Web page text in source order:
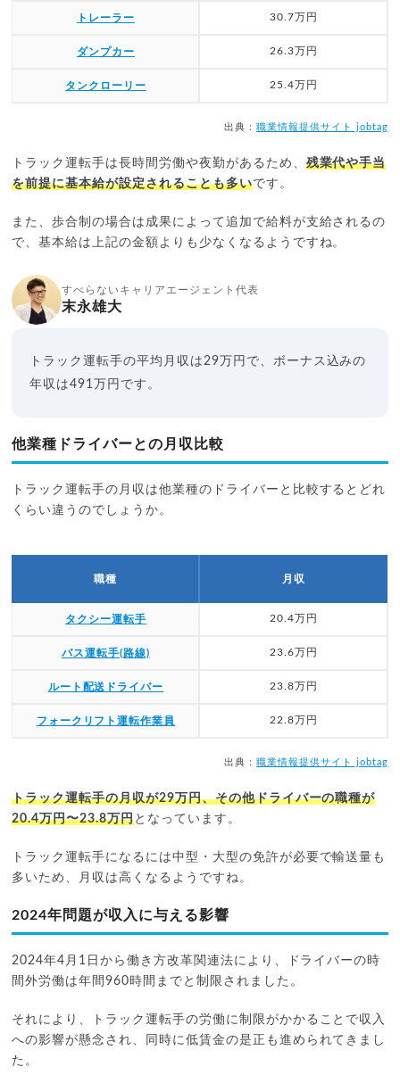
トレーラー 30.7万円
ダンプカー 26.3万円
タンクローリー 25.4万円
出典：職業情報提供サイト jobtag
トラック運転手は長時間労働や夜勤があるため、 残業代や手当
を前提に基本給が設定されることも多いです。
また、歩合制の場合は成果によって追加で給料が支給されるの
で、基本給は上記の金額よりも少なくなるようですね。
すべらないキャリアエージェント代表
末永雄大
トラック運転手の平均月収は29万円で、ボーナス込みの
年収は491万円です。
他業種ドライバーとの月収比較
トラック運転手の月収は他業種のドライバーと比較するとどれ
くらい違うのでしょうか。
職種 月収
タクシー運転手 20.4万円
バス運転手(路線) 23.6万円
ルート配送ドライバー 23.8万円
フォークリフト運転作業員 22.8万円
出典：職業情報提供サイト jobtag
トラック運転手の月収が29万円、その他ドライバーの職種が
20.4万円〜23.8万円となっています。
トラック運転手になるには中型・大型の免許が必要で輸送量も
多いため、月収は高くなるようですね。
2024年問題が収入に与える影響
2024年4月1日から働き方改革関連法により、ドライバーの時
間外労働は年間960時間までと制限されました。
それにより、トラック運転手の労働に制限がかかることで収入
への影響が懸念され、同時に低賃金の是正も進められてきまし
た。